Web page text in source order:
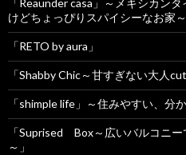
「Reaunder casa」～メキシカン
けどちょっぴりスパイシーなお家～
「RETO by aura」
「Shabby Chic～甘すぎない大人
「shimple life」～住みやすい、分
「Suprised Box～広いバルコニ
～」